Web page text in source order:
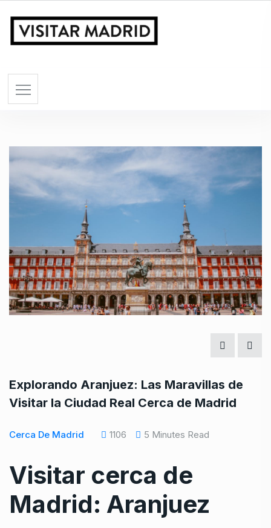
Explorando Aranjuez: Las Maravillas de
Visitar la Ciudad Real Cerca de Madrid
Cerca De Madrid 1106 5 Minutes Read
Visitar cerca de
Madrid: Aranjuez